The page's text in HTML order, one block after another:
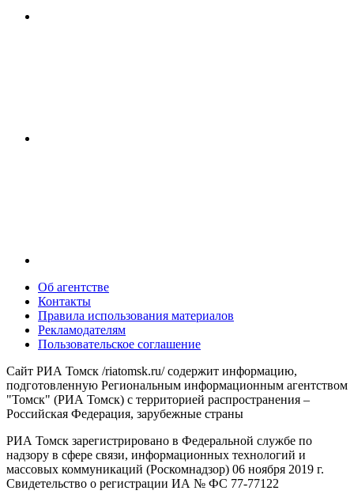
Об агентстве
Контакты
Правила использования материалов
Рекламодателям
Пользовательское соглашение
Сайт РИА Томск /riatomsk.ru/ содержит информацию,
подготовленную Региональным информационным агентством
"Томск" (РИА Томск) с территорией распространения –
Российская Федерация, зарубежные страны
РИА Томск зарегистрировано в Федеральной службе по
надзору в сфере связи, информационных технологий и
массовых коммуникаций (Роскомнадзор) 06 ноября 2019 г.
Свидетельство о регистрации ИА № ФС 77-77122